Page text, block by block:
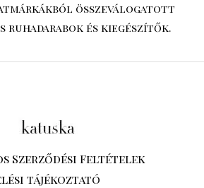
összeválogatott
ruhadarabok és kiegészítők.
Szerződési Feltételek
tájékoztató